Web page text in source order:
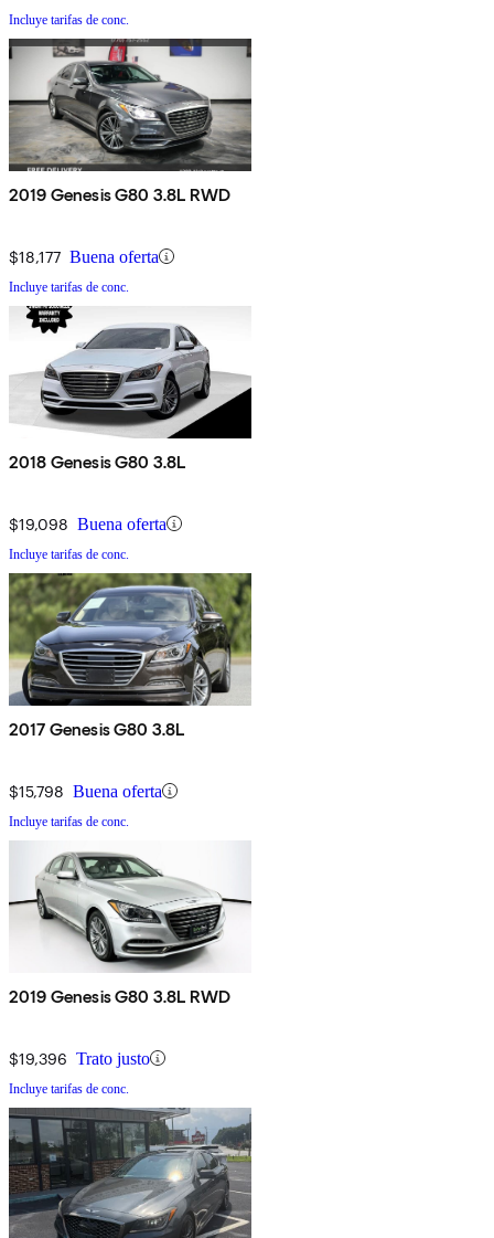
Incluye tarifas de conc.
2019 Genesis G80 3.8L RWD
$18,177 Buena oferta
Incluye tarifas de conc.
2018 Genesis G80 3.8L
$19,098 Buena oferta
Incluye tarifas de conc.
2017 Genesis G80 3.8L
$15,798 Buena oferta
Incluye tarifas de conc.
2019 Genesis G80 3.8L RWD
$19,396 Trato justo
Incluye tarifas de conc.